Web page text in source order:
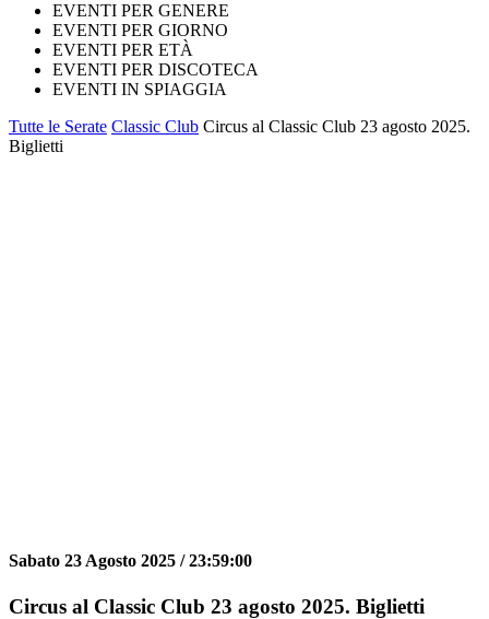
EVENTI PER GENERE
EVENTI PER GIORNO
EVENTI PER ETÀ
EVENTI PER DISCOTECA
EVENTI IN SPIAGGIA
Tutte le Serate Classic Club Circus al Classic Club 23 agosto 2025.
Biglietti
Sabato 23 Agosto 2025 /23:59:00
Circus al Classic Club 23 agosto 2025. Biglietti